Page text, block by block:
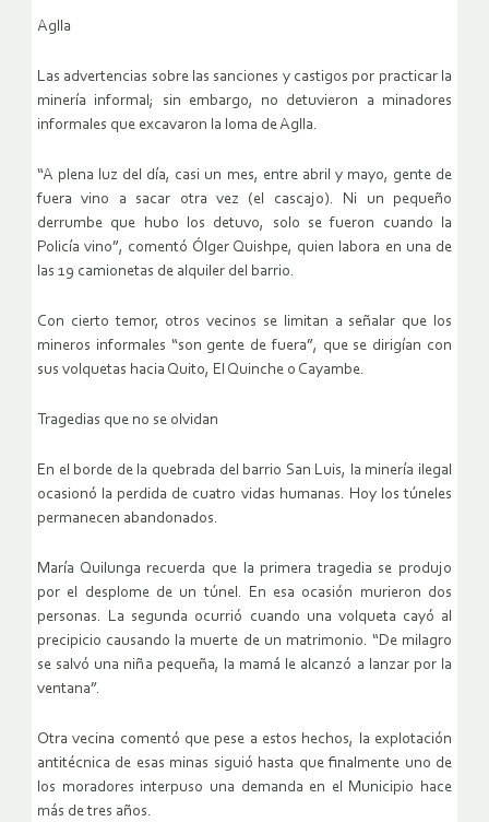
Aglla
Las advertencias sobre las sanciones y castigos por practicar la
minería informal; sin embargo, no detuvieron a minadores
informales que excavaron la loma de Aglla.
“A plena luz del día, casi un mes, entre abril y mayo, gente de
fuera vino a sacar otra vez (el cascajo). Ni un pequeño
derrumbe que hubo los detuvo, solo se fueron cuando la
Policía vino”, comentó Ólger Quishpe, quien labora en una de
las 19 camionetas de alquiler del barrio.
Con cierto temor, otros vecinos se limitan a señalar que los
mineros informales “son gente de fuera”, que se dirigían con
sus volquetas hacia Quito, El Quinche o Cayambe.
Tragedias que no se olvidan
En el borde de la quebrada del barrio San Luis, la minería ilegal
ocasionó la perdida de cuatro vidas humanas. Hoy los túneles
permanecen abandonados.
María Quilunga recuerda que la primera tragedia se produjo
por el desplome de un túnel. En esa ocasión murieron dos
personas. La segunda ocurrió cuando una volqueta cayó al
precipicio causando la muerte de un matrimonio. “De milagro
se salvó una niña pequeña, la mamá le alcanzó a lanzar por la
ventana”.
Otra vecina comentó que pese a estos hechos, la explotación
antitécnica de esas minas siguió hasta que finalmente uno de
los moradores interpuso una demanda en el Municipio hace
más de tres años.